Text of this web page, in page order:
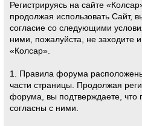
Регистрируясь на сайте
продолжая использовать Сайт,
согласие со следующими
ними, пожалуйста, не заходите
«Колсар».
1. Правила форума
части страницы. Продолжая
форума, вы подтверждаете, что
согласны с ними.